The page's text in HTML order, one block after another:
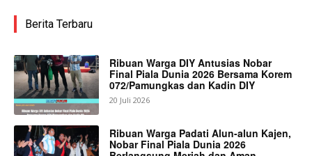
Berita Terbaru
Ribuan Warga DIY Antusias Nobar
Final Piala Dunia 2026 Bersama Korem
072/Pamungkas dan Kadin DIY
20 Juli 2026
Ribuan Warga Padati Alun-alun Kajen,
Nobar Final Piala Dunia 2026